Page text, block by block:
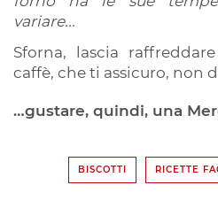
variare...
Sforna, lascia
caffè, che ti assicuro, non
…gustare, quindi, una
BISCOTTI RICETTE